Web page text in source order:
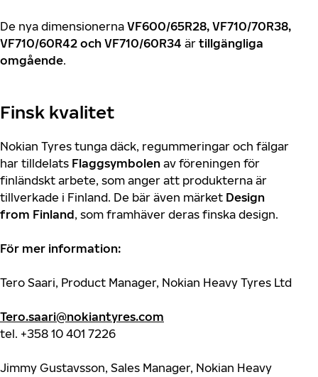
De nya dimensionerna VF600/65R28, VF710/70R38,
VF710/60R42 och VF710/60R34 är tillgängliga
omgående.
Finsk kvalitet
Nokian Tyres tunga däck, regummeringar och fälgar
har tilldelats Flaggsymbolen av föreningen för
finländskt arbete, som anger att produkterna är
tillverkade i Finland. De bär även märket Design
from Finland, som framhäver deras finska design.
För mer information:
Tero Saari, Product Manager, Nokian Heavy Tyres Ltd
Tero.saari@nokiantyres.com
tel. +358 10 401 7226
Jimmy Gustavsson, Sales Manager, Nokian Heavy